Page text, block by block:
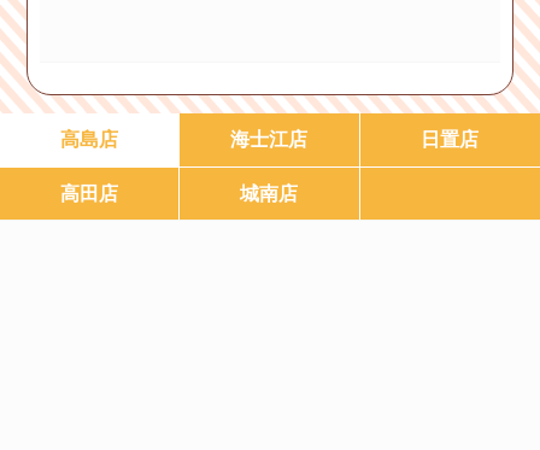
高島店 海士江店 日置店
高田店 城南店